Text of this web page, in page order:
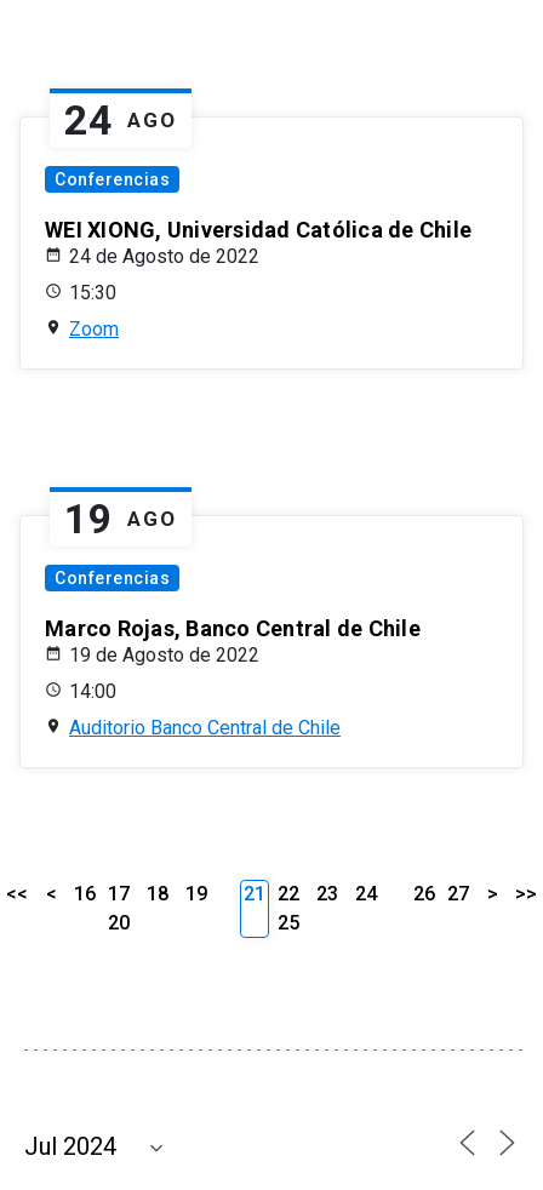
24 AGO
Conferencias
WEI XIONG, Universidad Católica de Chile
24 de Agosto de 2022
15:30
Zoom
19 AGO
Conferencias
Marco Rojas, Banco Central de Chile
19 de Agosto de 2022
14:00
Auditorio Banco Central de Chile
<< < 16 17 18
19
20
21 22 23
24
25
26 27 > >>